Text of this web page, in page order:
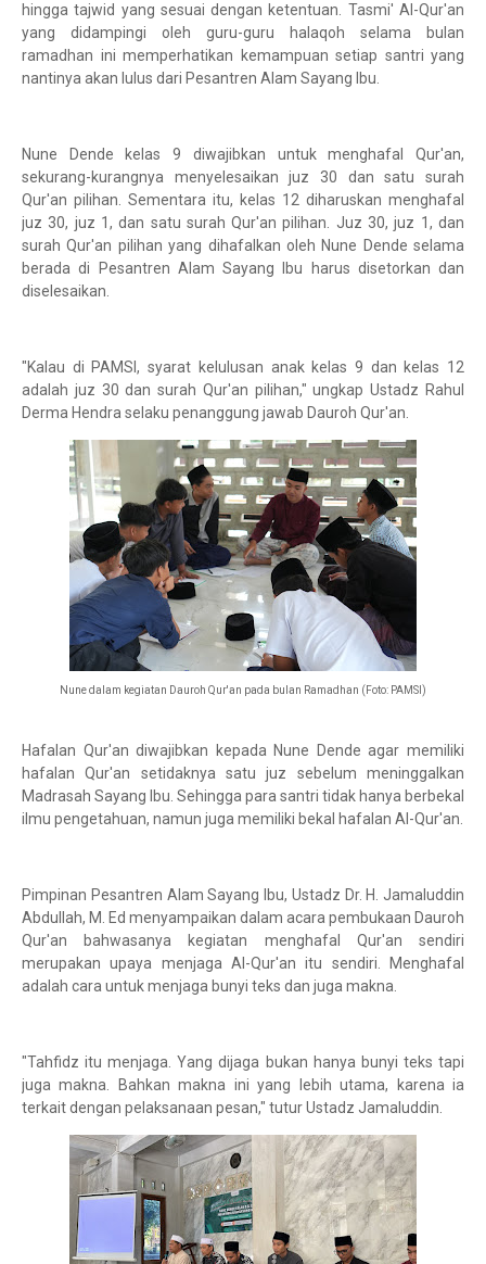
hingga tajwid yang sesuai dengan ketentuan. Tasmi' Al-Qur'an
yang didampingi oleh guru-guru halaqoh selama bulan
ramadhan ini memperhatikan kemampuan setiap santri yang
nantinya akan lulus dari Pesantren Alam Sayang Ibu.
Nune Dende kelas 9 diwajibkan untuk menghafal Qur'an,
sekurang-kurangnya menyelesaikan juz 30 dan satu surah
Qur'an pilihan. Sementara itu, kelas 12 diharuskan menghafal
juz 30, juz 1, dan satu surah Qur'an pilihan. Juz 30, juz 1, dan
surah Qur'an pilihan yang dihafalkan oleh Nune Dende selama
berada di Pesantren Alam Sayang Ibu harus disetorkan dan
diselesaikan.
"Kalau di PAMSI, syarat kelulusan anak kelas 9 dan kelas 12
adalah juz 30 dan surah Qur'an pilihan," ungkap Ustadz Rahul
Derma Hendra selaku penanggung jawab Dauroh Qur'an.
Nune dalam kegiatan Dauroh Qur'an pada bulan Ramadhan (Foto: PAMSI)
Hafalan Qur'an diwajibkan kepada Nune Dende agar memiliki
hafalan Qur'an setidaknya satu juz sebelum meninggalkan
Madrasah Sayang Ibu. Sehingga para santri tidak hanya berbekal
ilmu pengetahuan, namun juga memiliki bekal hafalan Al-Qur'an.
Pimpinan Pesantren Alam Sayang Ibu, Ustadz Dr. H. Jamaluddin
Abdullah, M. Ed menyampaikan dalam acara pembukaan Dauroh
Qur'an bahwasanya kegiatan menghafal Qur'an sendiri
merupakan upaya menjaga Al-Qur'an itu sendiri. Menghafal
adalah cara untuk menjaga bunyi teks dan juga makna.
"Tahfidz itu menjaga. Yang dijaga bukan hanya bunyi teks tapi
juga makna. Bahkan makna ini yang lebih utama, karena ia
terkait dengan pelaksanaan pesan," tutur Ustadz Jamaluddin.